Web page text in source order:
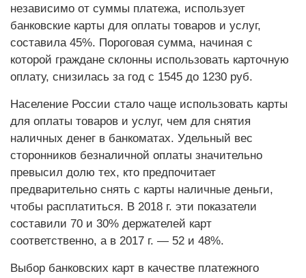
независимо от суммы платежа, использует
банковские карты для оплаты товаров и услуг,
составила 45%. Пороговая сумма, начиная с
которой граждане склонны использовать карточную
оплату, снизилась за год с 1545 до 1230 руб.
Население России стало чаще использовать карты
для оплаты товаров и услуг, чем для снятия
наличных денег в банкоматах. Удельный вес
сторонников безналичной оплаты значительно
превысил долю тех, кто предпочитает
предварительно снять с карты наличные деньги,
чтобы расплатиться. В 2018 г. эти показатели
составили 70 и 30% держателей карт
соответственно, а в 2017 г. — 52 и 48%.
Выбор банковских карт в качестве платежного